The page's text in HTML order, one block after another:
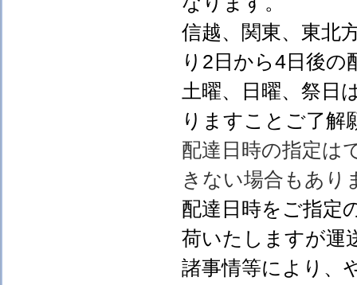
信越、関東、東北
り2日から4日後の
土曜、日曜、祭日
りますことご了解
配達日時の指定は
きない場合もあり
配達日時をご指定
荷いたしますが運
諸事情等により、